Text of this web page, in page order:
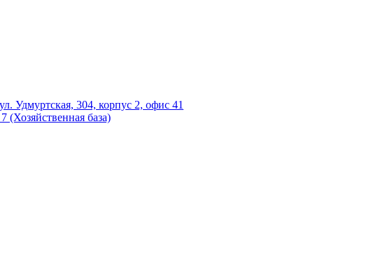
Удмуртская, 304, корпус 2, офис 41
(Хозяйственная база)